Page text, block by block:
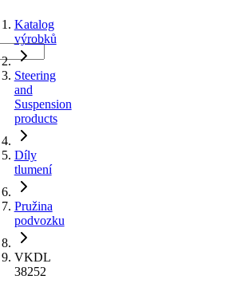
Katalog
výrobků
Steering
and
Suspension
products
Díly
tlumení
Pružina
podvozku
VKDL
38252